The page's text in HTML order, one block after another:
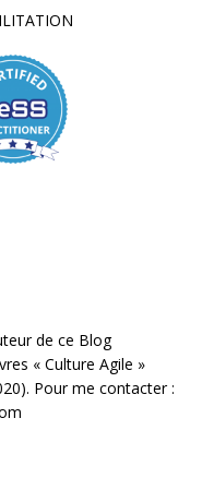
de ce Blog
« Culture Agile »
Pour me contacter :